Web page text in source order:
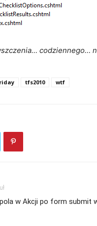
codziennego…
tfs2010 wtf
w Akcji po form submit